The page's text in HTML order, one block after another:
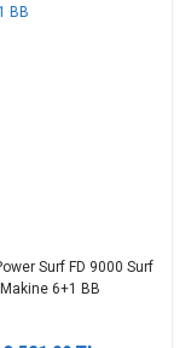
Surf FD 9000 Surf
Makine 6+1 BB